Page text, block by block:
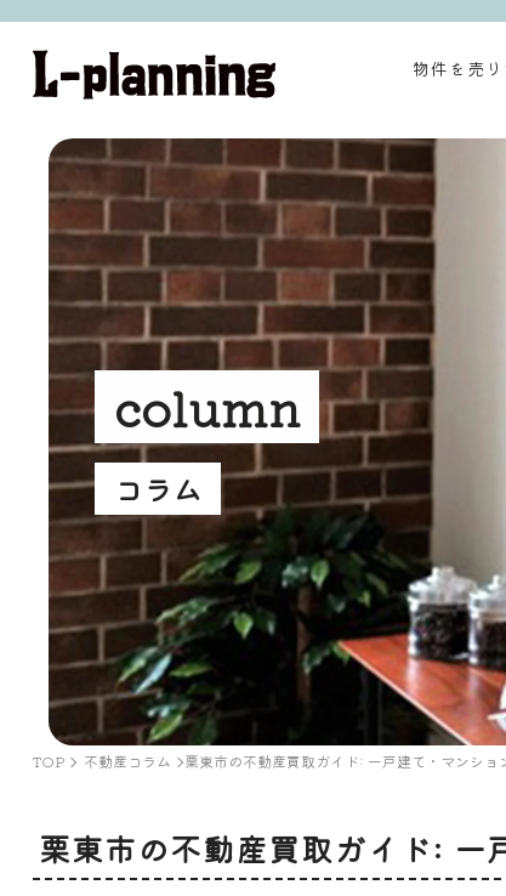
物件を売
column
コラム
TOP 不動産コラム 栗東市の不動産買取ガイド: 一戸建て・マンショ
栗東市の不動産買取ガイド: 一